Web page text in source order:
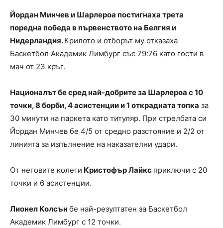
Йордан Минчев и Шарлероа постигнаха трета
поредна победа в първенството на Белгия и
Нидерландия.Крилото и отборът му отказаха
Баскетбол Академик Лимбург със 79:76 като гости в
мач от 23 кръг.
Националът бе сред най-добрите за Шарлероа с 10
точки, 8 борби, 4 асистенции и 1 открадната топка за
30 минути на паркета като титуляр. При стрелбата си
Йордан Минчев бе 4/5 от средно разстояние и 2/2 от
линията за изпълнение на наказателни удари.
От неговите колеги Кристофър Лайкс приключи с 20
точки и 6 асистенции.
Лионел Колсън бе най-резултатен за Баскетбол
Академик Лимбург с 12 точки.